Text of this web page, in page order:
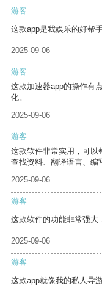
游客
这款app是我娱乐的好帮
2025-09-06
游客
这款加速器app的操作有
化。
2025-09-06
游客
这款软件非常实用，可以
查找资料、翻译语言、编
2025-09-06
游客
这款软件的功能非常强大
2025-09-06
游客
这款app就像我的私人导